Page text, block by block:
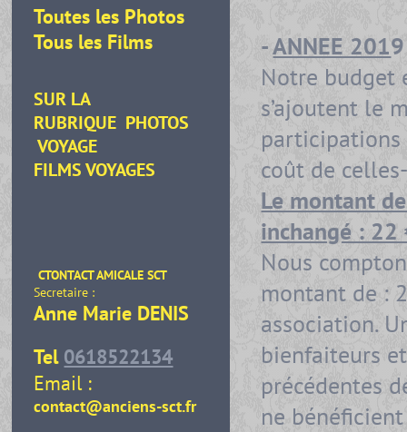
Toutes les Photos
Tous les Films
SUR LA
RUBRIQUE PHOTOS
VOYAGE
FILMS VOYAGES
CTONTACT AMICALE SCT
Secretaire :
Anne Marie DENIS
Tel 0618522134
Email :
contact@anciens-sct.fr
-ANNEE 2019
Notre budget
s’ajoutent le
coût de
Le montant
inchangé : 22
Nous
montant de :
association.
bienfaiteurs
précédentes
ne